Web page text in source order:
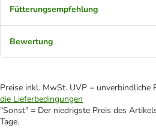
Fütterungsempfehlung
Bewertung
Preise inkl. MwSt. UVP = unverbindliche
die Lieferbedingungen
"Sonst" = Der niedrigste Preis des
Tage.